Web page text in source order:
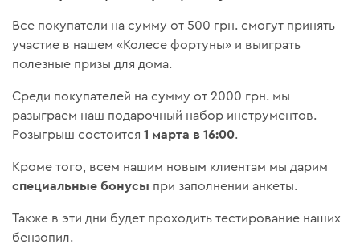
Все покупатели на сумму от 500 грн. смогут принять
участие в нашем «Колесе фортуны» и выиграть
полезные призы для дома.
Среди покупателей на сумму от 2000 грн. мы
разыграем наш подарочный набор инструментов.
Розыгрыш состоится1 марта в 16:00.
Кроме того, всем нашим новым клиентам мы дарим
специальные бонусы при заполнении анкеты.
Также в эти дни будет проходить тестирование наших
бензопил.